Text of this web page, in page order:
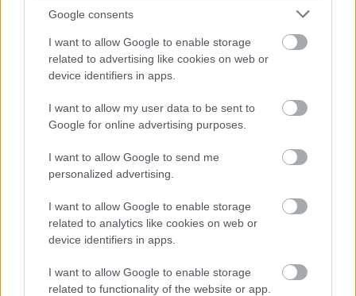
Google consents
I want to allow Google to enable storage
related to advertising like cookies on web or
device identifiers in apps.
I want to allow my user data to be sent to
Google for online advertising purposes.
I want to allow Google to send me
personalized advertising.
I want to allow Google to enable storage
related to analytics like cookies on web or
device identifiers in apps.
I want to allow Google to enable storage
related to functionality of the website or app.
Mir a leintés előtt még visszatért a pályára, de utólag már
azt mondja, hogy bár ne tette volna, hiszen így végül egy
elég nagy eséssel zárult a tesztje. „Aztán az utolsó
megpróbáltunk egy gyorskört futni, hiszen a 13-as kanyar
„Nem tudtuk gyakorolni a rajtolást sem, szóval ez tényleg
egy olyan nap volt, amelyet el kell felejtenünk. Jó lett
volna, ha vissza tudok feküdni az ágyba, aztán a felkelés
után újrakezdeni a napot, de hát ez már így alakult. Ezután
szeretnék még egy napot tesztelni, de erre nincs